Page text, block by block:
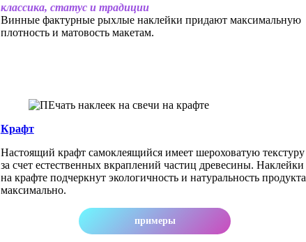
классика, cтатус и традиции
Винные фактурные рыхлые наклейки придают максимальную
плотность и матовость макетам.
Крафт
Настоящий крафт самоклеящийся имеет шероховатую текстуру
за счет естественных вкраплений частиц древесины. Наклейки
на крафте подчеркнут экологичность и натуральность продукта
максимально.
примеры